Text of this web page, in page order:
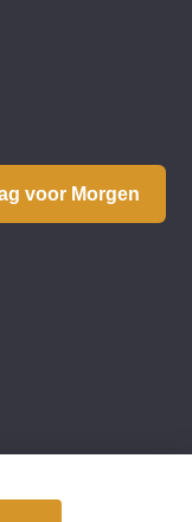
voor Morgen